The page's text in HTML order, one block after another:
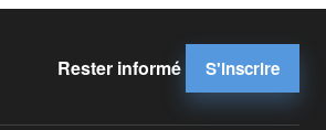
Rester informé S'inscrire